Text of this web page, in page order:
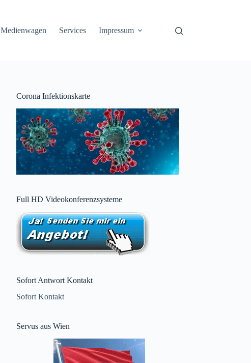
Medienwagen Services Impressum
Corona Infektionskarte
Full HD Videokonferenzsysteme
Sofort Antwort Kontakt
Sofort Kontakt
Servus aus Wien